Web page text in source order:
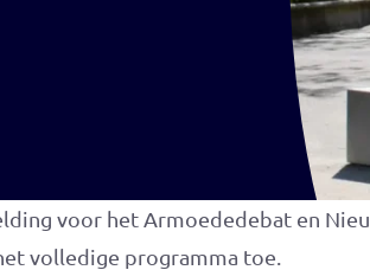
voor het Armoededebat en
volledige programma toe.